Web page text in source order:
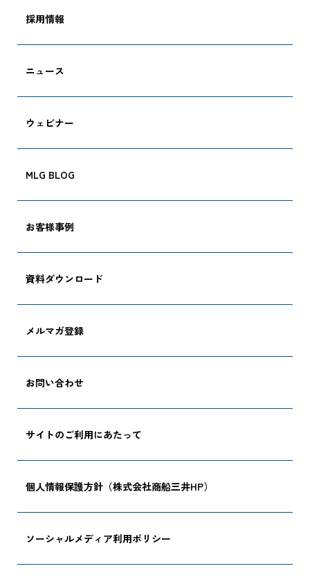
採用情報
ニュース
ウェビナー
MLG BLOG
お客様事例
資料ダウンロード
メルマガ登録
お問い合わせ
サイトのご利用にあたって
個人情報保護方針（株式会社商船三井HP）
ソーシャルメディア利用ポリシー